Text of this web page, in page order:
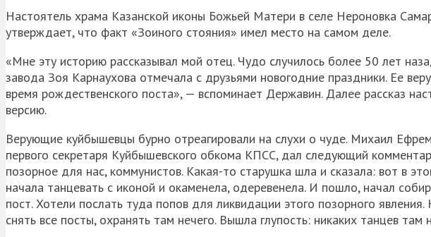
Настоятель храма Казанской иконы Божьей Матери в селе Нероновка
утверждает, что факт «Зоиного стояния» имел место на самом деле.
«Мне эту историю рассказывал мой отец. Чудо случилось более 50 лет
завода Зоя Карнаухова отмечала с друзьями новогодние праздники. Ее
время рождественского поста», — вспоминает Державин. Далее рассказ
версию.
Верующие куйбышевцы бурно отреагировали на слухи о чуде. Михаил
первого секретаря Куйбышевского обкома КПСС, дал следующий
позорное для нас, коммунистов. Какая-то старушка шла и сказала: вот в
начала танцевать с иконой и окаменела, одеревенела. И пошло, начал
пост. Хотели послать туда попов для ликвидации этого позорного
снять все посты, охранять там нечего. Вышла глупость: никаких танцев